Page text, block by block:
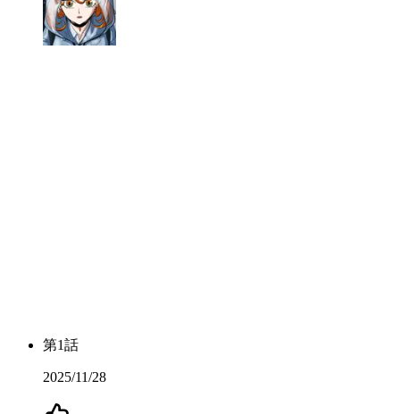
第1話
2025/11/28